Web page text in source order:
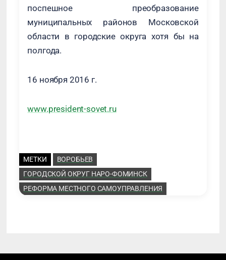
поспешное преобразование
муниципальных районов Московской
области в городские округа хотя бы на
полгода.
16 ноября 2016 г.
www.president-sovet.ru
МЕТКИ
ВОРОБЬЕВ
ГОРОДСКОЙ ОКРУГ НАРО-ФОМИНСК
РЕФОРМА МЕСТНОГО САМОУПРАВЛЕНИЯ